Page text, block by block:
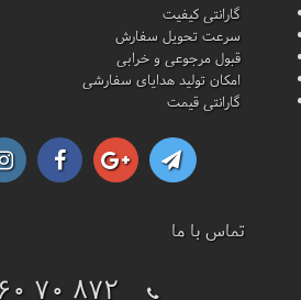
گارانتی کیفیت
سرعت تحویل سفارش
قبول مرجوعی و خرابی
امکان تولید هدایای سفارشی
گارانتی قیمت
تماس با ما
70 872